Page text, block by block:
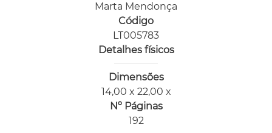
Marta Mendonça
Código
LT005783
Detalhes físicos
Dimensões
14,00 x 22,00 x
Nº Páginas
192